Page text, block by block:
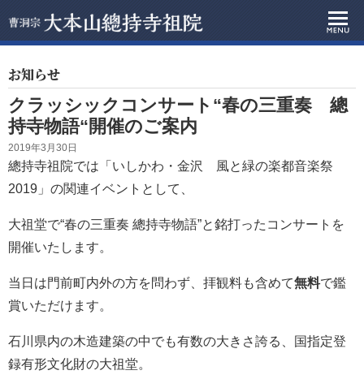
お知らせ
クラッシックコンサート“春の三重奏 總
持寺物語“開催のご案内
2019年3月30日
總持寺祖院では「いしかわ・金沢 風と緑の楽都音楽祭
2019」の関連イベントとして、
大祖堂で“春の三重奏 總持寺物語”と銘打ったコンサートを
開催いたします。
当日は門前町内外の方を問わず、拝観料も含めて無料で鑑
賞いただけます。
石川県内の木造建築の中でも有数の大きさ誇る、国指定登
録有形文化財の大祖堂。